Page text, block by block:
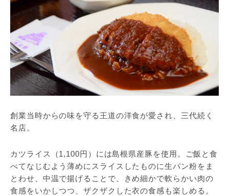
創業当時からの味を守る王道の洋食が愛され、三代続く
名店。
カツライス（1,100円）には島根県産豚を使用。ご飯と食
べてなじむよう薄めにスライスしたものに生パン粉をま
とわせ、中温で揚げることで、きめ細かで軟らかい肉の
食感をいかしつつ、ザクザクした衣の食感も楽しめる。